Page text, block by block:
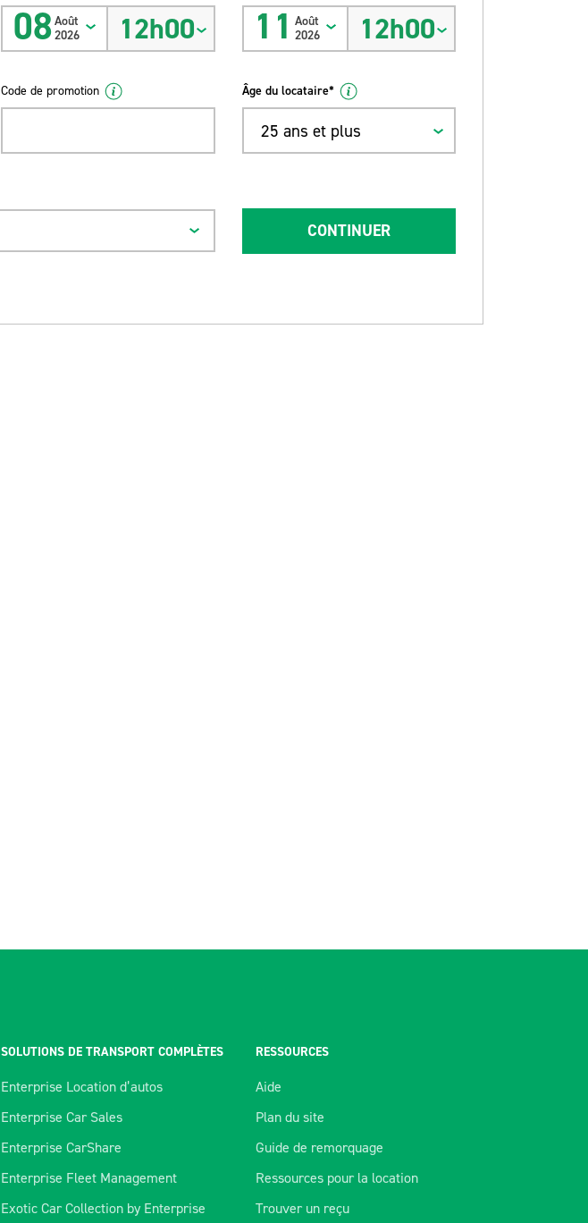
08Août
2026
12h00 11 Août
2026
12h00
Code de promotion Âge du locataire*
25 ans et plus
CONTINUER
SOLUTIONS DE TRANSPORT COMPLÈTES
Enterprise Location d’autos
Enterprise Car Sales
Enterprise CarShare
Enterprise Fleet Management
Exotic Car Collection by Enterprise
RESSOURCES
Aide
Plan du site
Guide de remorquage
Ressources pour la location
Trouver un reçu